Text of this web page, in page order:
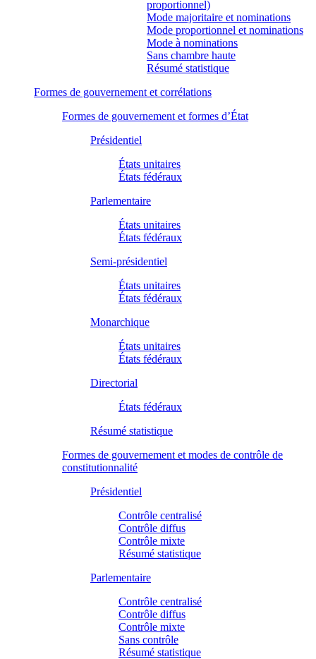
proportionnel)
Mode majoritaire et nominations
Mode proportionnel et nominations
Mode à nominations
Sans chambre haute
Résumé statistique
Formes de gouvernement et corrélations
Formes de gouvernement et formes d’État
Présidentiel
États unitaires
États fédéraux
Parlementaire
États unitaires
États fédéraux
Semi-présidentiel
États unitaires
États fédéraux
Monarchique
États unitaires
États fédéraux
Directorial
États fédéraux
Résumé statistique
Formes de gouvernement et modes de contrôle de
constitutionnalité
Présidentiel
Contrôle centralisé
Contrôle diffus
Contrôle mixte
Résumé statistique
Parlementaire
Contrôle centralisé
Contrôle diffus
Contrôle mixte
Sans contrôle
Résumé statistique